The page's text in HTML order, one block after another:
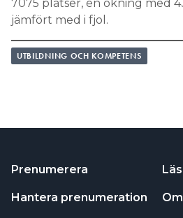
7075 platser, en ökning med
jämfört med i fjol.
UTBILDNING OCH KOMPETENS
Prenumerera
Hantera prenumeration